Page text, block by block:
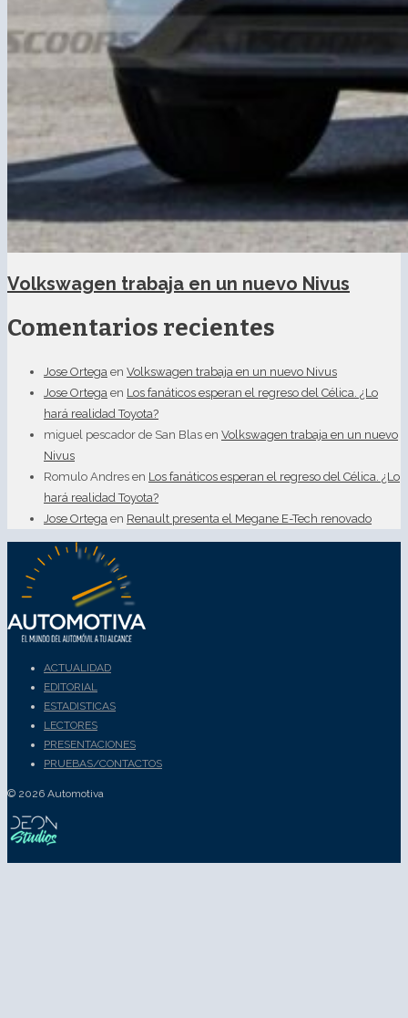
Volkswagen trabaja en un nuevo Nivus
Comentarios recientes
Jose Ortega en Volkswagen trabaja en un nuevo Nivus
Jose Ortega en Los fanáticos esperan el regreso del Célica. ¿Lo
hará realidad Toyota?
miguel pescador de San Blas en Volkswagen trabaja en un nuevo
Nivus
Romulo Andres en Los fanáticos esperan el regreso del Célica. ¿Lo
hará realidad Toyota?
Jose Ortega en Renault presenta el Megane E-Tech renovado
ACTUALIDAD
EDITORIAL
ESTADISTICAS
LECTORES
PRESENTACIONES
PRUEBAS/CONTACTOS
© 2026 Automotiva